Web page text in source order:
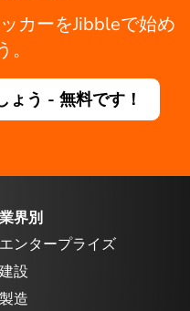
カーをJibbleで始め
ょう - 無料です！
業界別
エンタープライズ
建設
製造